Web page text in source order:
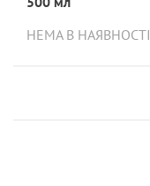
НЕМА В НАЯВНОСТІ